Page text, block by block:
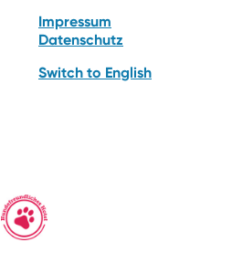
Impressum
Datenschutz
Switch to English